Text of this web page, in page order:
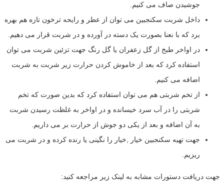
جوشیدن صاف می کنیم.
داخل شربت سکنجبین می توان از عطر و رایحه ترخون تازه هم بهره
برد که با نعنا بصورت یک دسته در آورده و در شربت قرار می دهیم.
در اواخر طبخ از گل زعفران یا گل رنگ جهت تزئین شربت می توان
استفاده کرد که بعد از خاموش کردن حرارت زیر شربت به شربت
اضافه می کنیم.
از تخم شربتی هم می توان استفاده کرد که بدین صورت که تخم
شربتی را در آب سرد خیسانده و در اواخر به غلظت رسیدن شربت
به آن اضافه و بعد از یکی دو جوش از حرارت بر می داریم.
جهت تهیه سکنجبین خیار ,خیار را نگینی یا رنده کرده و در شربت می
ریزیم.
جهت دریافت دستورات مشابه به لینک زیر مراجعه کنید: